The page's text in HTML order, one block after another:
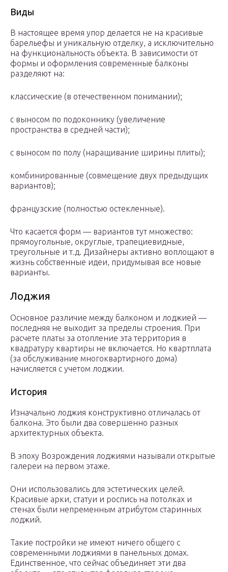
Виды
В настоящее время упор делается не на красивые
барельефы и уникальную отделку, а исключительно
на функциональность объекта. В зависимости от
формы и оформления современные балконы
разделяют на:
классические (в отечественном понимании);
с выносом по подоконнику (увеличение
пространства в средней части);
с выносом по полу (наращивание ширины плиты);
комбинированные (совмещение двух предыдущих
вариантов);
французские (полностью остекленные).
Что касается форм — вариантов тут множество:
прямоугольные, округлые, трапециевидные,
треугольные и т.д. Дизайнеры активно воплощают в
жизнь собственные идеи, придумывая все новые
варианты.
Лоджия
Основное различие между балконом и лоджией —
последняя не выходит за пределы строения. При
расчете платы за отопление эта территория в
квадратуру квартиры не включается. Но квартплата
(за обслуживание многоквартирного дома)
начисляется с учетом лоджии.
История
Изначально лоджия конструктивно отличалась от
балкона. Это были два совершенно разных
архитектурных объекта.
В эпоху Возрождения лоджиями называли открытые
галереи на первом этаже.
Они использовались для эстетических целей.
Красивые арки, статуи и роспись на потолках и
стенах были непременным атрибутом старинных
лоджий.
Такие постройки не имеют ничего общего с
современными лоджиями в панельных домах.
Единственное, что сейчас объединяет эти два